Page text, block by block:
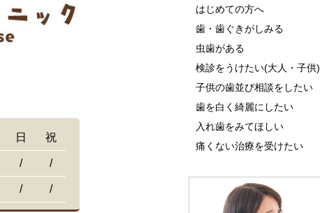
日 祝
/ /
/ /
はじめての方へ
歯・歯ぐきがしみる
虫歯がある
検診をうけたい(大人・子供)
子供の歯並び相談をしたい
歯を白く綺麗にしたい
入れ歯をみてほしい
痛くない治療を受けたい